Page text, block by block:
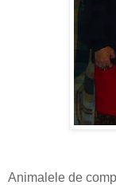
Animalele de